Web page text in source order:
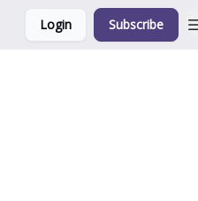
Login Subscribe